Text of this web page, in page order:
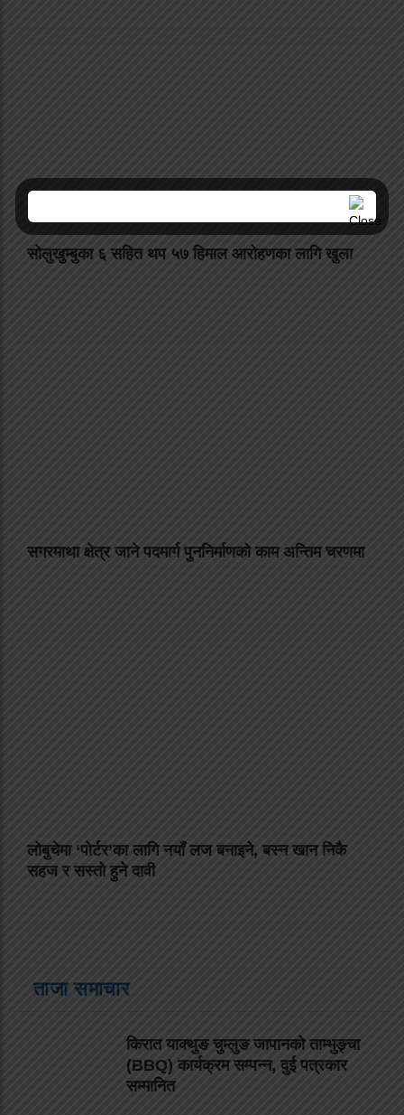
सोलुखुम्बुका ६ सहित थप ५७ हिमाल आरोहणका लागि खुला
सगरमाथा क्षेत्र जाने पदमार्ग पुननिर्माणको काम अन्तिम चरणमा
लोबुचेमा ‘पोर्टर’का लागि नयाँ लज बनाइने, बस्न खान निकै
सहज र सस्तो हुने दावी
ताजा समाचार
किरात याक्थुङ चुम्लुङ जापानको ताम्भुङ्चा
(BBQ) कार्यक्रम सम्पन्न, दुई पत्रकार
सम्मानित